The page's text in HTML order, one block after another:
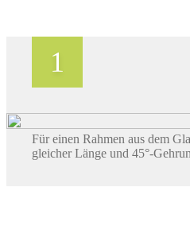
Für einen Rahmen aus dem
gleicher Länge und 45°-